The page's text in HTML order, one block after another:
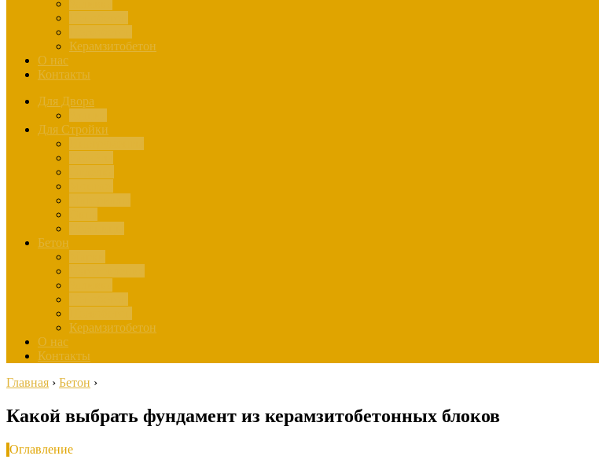
Керамзитобетон
О нас
Контакты
Для Двора
Для Стройки
Бетон
Керамзитобетон
О нас
Контакты
Главная › Бетон ›
Какой выбрать фундамент из керамзитобетонных блоков
Оглавление